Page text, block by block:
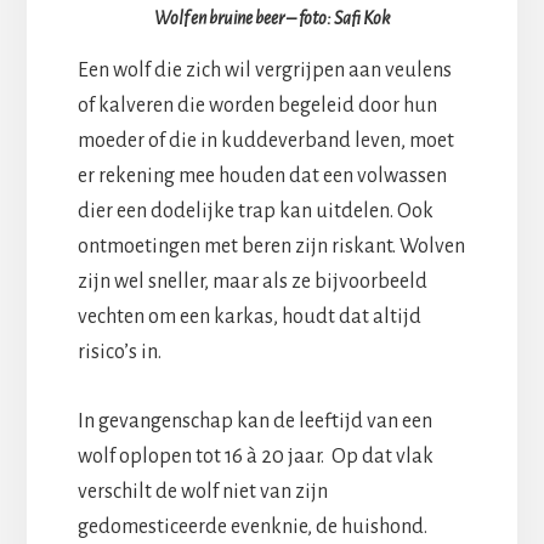
Wolf en bruine beer – foto: Safi Kok
Een wolf die zich wil vergrijpen aan veulens
of kalveren die worden begeleid door hun
moeder of die in kuddeverband leven, moet
er rekening mee houden dat een volwassen
dier een dodelijke trap kan uitdelen. Ook
ontmoetingen met beren zijn riskant. Wolven
zijn wel sneller, maar als ze bijvoorbeeld
vechten om een karkas, houdt dat altijd
risico’s in.
In gevangenschap kan de leeftijd van een
wolf oplopen tot 16 à 20 jaar. Op dat vlak
verschilt de wolf niet van zijn
gedomesticeerde evenknie, de huishond.